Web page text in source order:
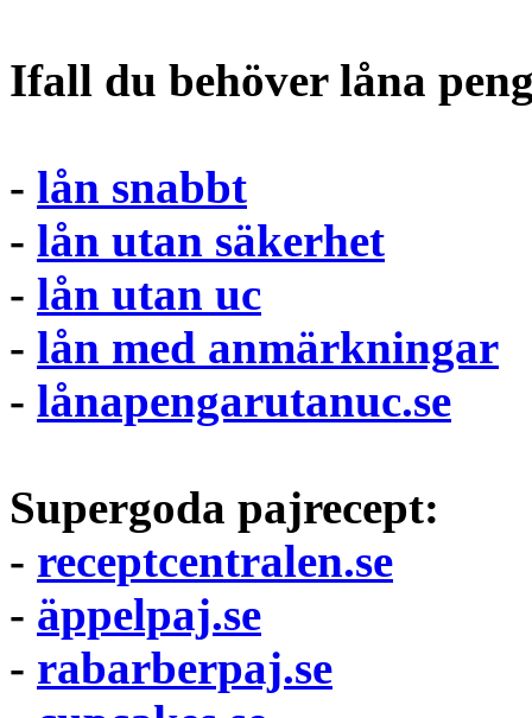
Ifall du behöver låna
- lån snabbt
- lån utan säkerhet
- lån utan uc
- lån med anmärkningar
- lånapengarutanuc.se
Supergoda pajrecept:
- receptcentralen.se
- äppelpaj.se
- rabarberpaj.se